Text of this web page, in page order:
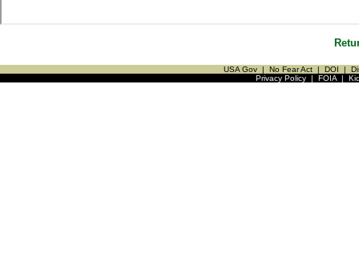
USA Gov | No Fear Act | DOI |
Privacy Policy| FOIA|